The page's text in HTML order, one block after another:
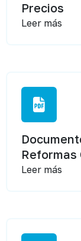
Precios
Leer más
Reformas
Leer más